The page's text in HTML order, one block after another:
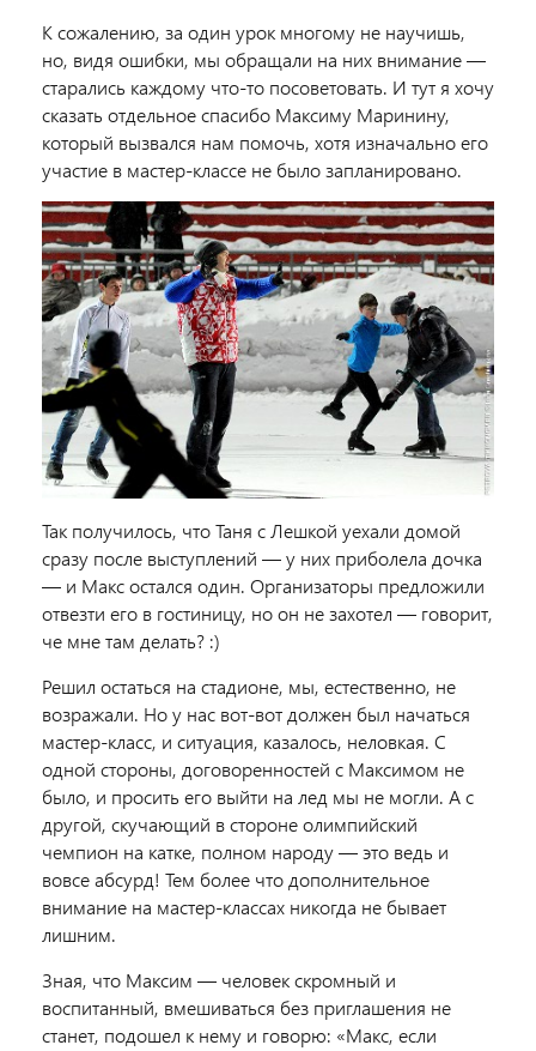
К сожалению, за один урок многому не научишь,
но, видя ошибки, мы обращали на них внимание —
старались каждому что-то посоветовать. И тут я хочу
сказать отдельное спасибо Максиму Маринину,
который вызвался нам помочь, хотя изначально его
участие в мастер-классе не было запланировано.
Так получилось, что Таня с Лешкой уехали домой
сразу после выступлений — у них приболела дочка
— и Макс остался один. Организаторы предложили
отвезти его в гостиницу, но он не захотел — говорит,
че мне там делать? :)
Решил остаться на стадионе, мы, естественно, не
возражали. Но у нас вот-вот должен был начаться
мастер-класс, и ситуация, казалось, неловкая. С
одной стороны, договоренностей с Максимом не
было, и просить его выйти на лед мы не могли. А с
другой, скучающий в стороне олимпийский
чемпион на катке, полном народу — это ведь и
вовсе абсурд! Тем более что дополнительное
внимание на мастер-классах никогда не бывает
лишним.
Зная, что Максим — человек скромный и
воспитанный, вмешиваться без приглашения не
станет, подошел к нему и говорю: «Макс, если